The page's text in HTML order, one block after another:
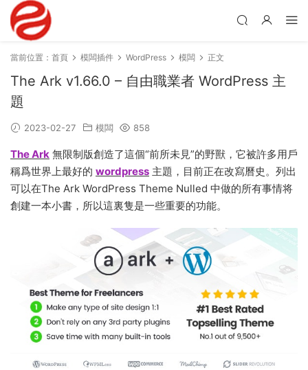
當前位置： 首頁 模闆插件 WordPress 模闆 正文
The Ark v1.66.0 – 自由職業者 WordPress 主
題
2023-02-27 模闆 858
The Ark 無限制版創造了這個“前所未見”的野獸，它被許多用戶
稱爲世界上最好的 wordpress 主題，目前正在改寫曆史。列出
可以在The Ark WordPress Theme Nulled 中做的所有事情将
創建一本小書，所以這裏隻是一些重要的功能。